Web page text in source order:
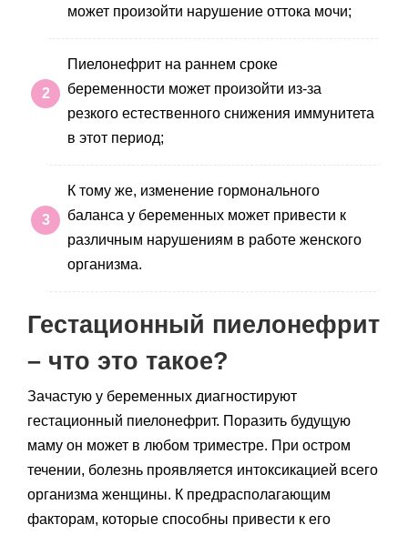
может произойти нарушение оттока мочи;
Пиелонефрит на раннем сроке
беременности может произойти из-за
резкого естественного снижения иммунитета
в этот период;
К тому же, изменение гормонального
баланса у беременных может привести к
различным нарушениям в работе женского
организма.
Гестационный пиелонефрит
– что это такое?
Зачастую у беременных диагностируют
гестационный пиелонефрит. Поразить будущую
маму он может в любом триместре. При остром
течении, болезнь проявляется интоксикацией всего
организма женщины. К предрасполагающим
факторам, которые способны привести к его